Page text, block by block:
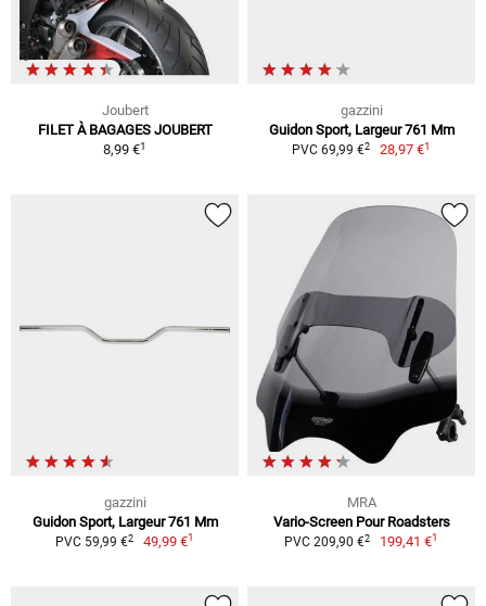
Joubert
FILET À BAGAGES JOUBERT
8,99 €1
gazzini
Guidon Sport, Largeur 761 Mm
PVC 69,99 €2 28,97 €1
gazzini
Guidon Sport, Largeur 761 Mm
PVC 59,99 €2 49,99 €1
MRA
Vario-Screen Pour Roadsters
PVC 209,90 €2 199,41 €1